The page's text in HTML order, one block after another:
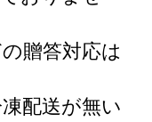
贈答対応は
配送が無い